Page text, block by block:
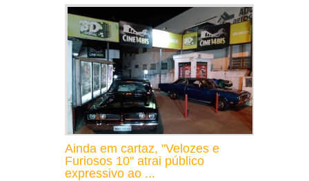
Ainda em cartaz, "Velozes e
Furiosos 10" atrai público
expressivo ao ...